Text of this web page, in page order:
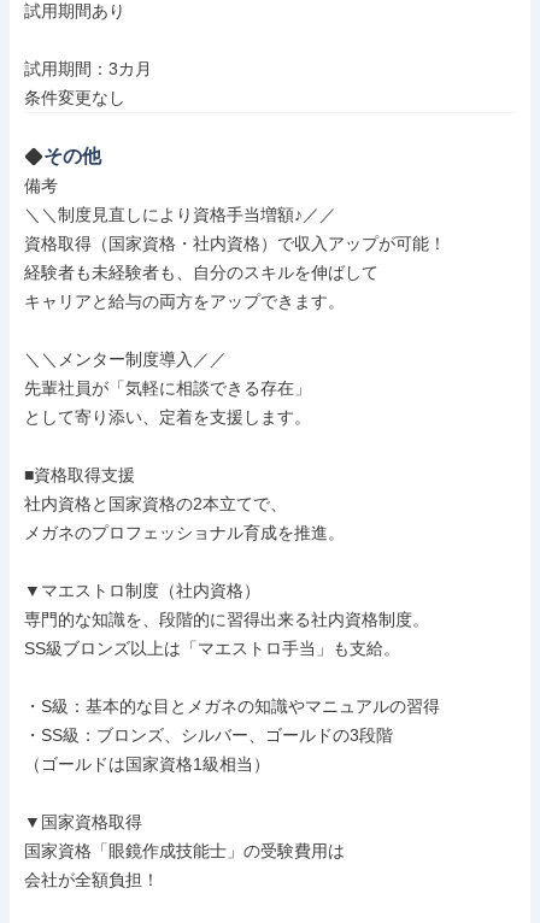
試用期間あり
試用期間：3カ月
条件変更なし
その他
備考
＼＼制度見直しにより資格手当増額♪／／
資格取得（国家資格・社内資格）で収入アップが可能！
経験者も未経験者も、自分のスキルを伸ばして
キャリアと給与の両方をアップできます。
＼＼メンター制度導入／／
先輩社員が「気軽に相談できる存在」
として寄り添い、定着を支援します。
■資格取得支援
社内資格と国家資格の2本立てで、
メガネのプロフェッショナル育成を推進。
▼マエストロ制度（社内資格）
専門的な知識を、段階的に習得出来る社内資格制度。
SS級ブロンズ以上は「マエストロ手当」も支給。
・S級：基本的な目とメガネの知識やマニュアルの習得
・SS級：ブロンズ、シルバー、ゴールドの3段階
（ゴールドは国家資格1級相当）
▼国家資格取得
国家資格「眼鏡作成技能士」の受験費用は
会社が全額負担！